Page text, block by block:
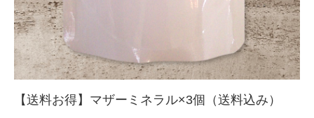
【送料お得】マザーミネラル×3個（送料込み）